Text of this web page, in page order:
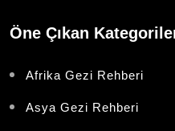
Öne Çıkan
Afrika Gezi Rehberi
Asya Gezi Rehberi